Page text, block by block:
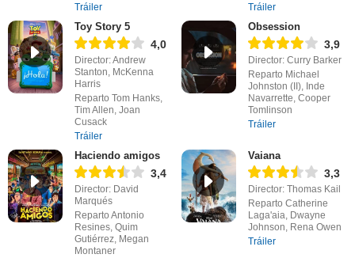
Tráiler
Tráiler
Toy Story 5
4,0
Director: Andrew
Stanton, McKenna
Harris
Reparto Tom Hanks,
Tim Allen, Joan
Cusack
Tráiler
Obsession
3,9
Director: Curry Barker
Reparto Michael
Johnston (II), Inde
Navarrette, Cooper
Tomlinson
Tráiler
Haciendo amigos
3,4
Director: David
Marqués
Reparto Antonio
Resines, Quim
Gutiérrez, Megan
Montaner
Vaiana
3,3
Director: Thomas Kail
Reparto Catherine
Laga'aia, Dwayne
Johnson, Rena Owen
Tráiler